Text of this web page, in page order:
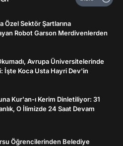
Özel Sektör Şartlarına
Robot Garson Merdivenlerden
Avrupa Üniversitelerinde
İşte Koca Usta Hayri Dev'in
Kur'an-ı Kerim Dinletiliyor: 31
O İlimizde 24 Saat Devam
Öğrencilerinden Belediye